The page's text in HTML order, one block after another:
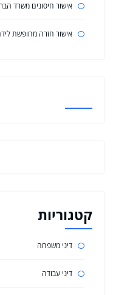
אישור חיסונים משרד
אישור חזרה מחופשת
קטגוריות
דיני משפחה
דיני עבודה